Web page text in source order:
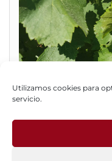
Utilizamos cookies para
servicio.